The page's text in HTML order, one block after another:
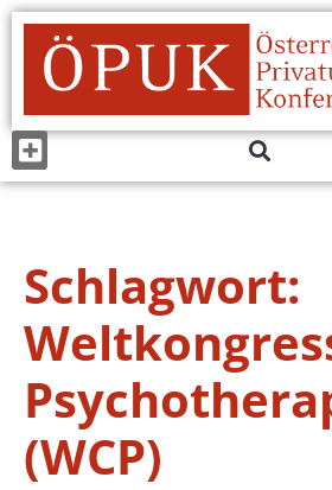
Schlagwort:
(WCP)